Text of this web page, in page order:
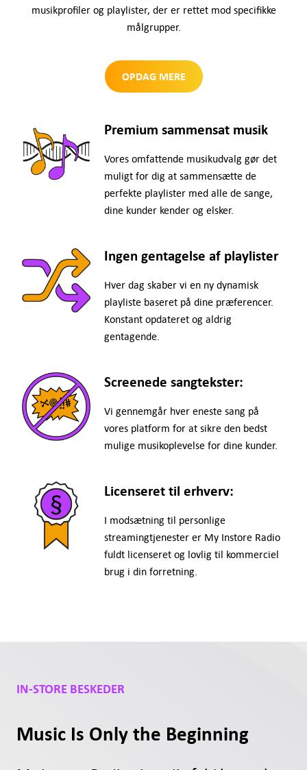
Premium sammensat musik
Vores omfattende musikudvalg gør det
muligt for dig at sammensætte de
perfekte playlister med alle de sange,
dine kunder kender og elsker.
Ingen gentagelse af playlister
Hver dag skaber vi en ny dynamisk
playliste baseret på dine præferencer.
Konstant opdateret og aldrig
gentagende.
Screenede sangtekster:
Vi gennemgår hver eneste sang på
vores platform for at sikre den bedst
mulige musikoplevelse for dine kunder.
Licenseret til erhverv:
I modsætning til personlige
streamingtjenester er My Instore Radio
fuldt licenseret og lovlig til kommerciel
brug i din forretning.
musikprofiler og playlister, der er rettet mod specifikke
målgrupper.
OPDAG MERE
IN-STORE BESKEDER
Music Is Only the Beginning